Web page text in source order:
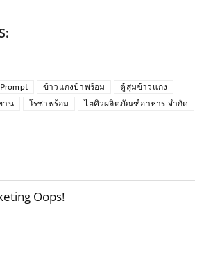
ข้าวแกงป้าพร้อม
ตู้สุ่มข้าวแกง
าน โรซ่าพร้อม ไฮคิวผลิตภัณฑ์อาหาร จํากัด
Oops!